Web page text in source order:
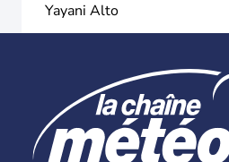
Yayani Alto